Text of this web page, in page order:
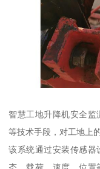
智慧工地升降机安全
等技术手段，对工地上
该系统通过安装传感器